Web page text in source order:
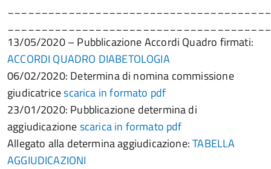
13/05/2020 – Pubblicazione Accordi Quadro firmati:
ACCORDI QUADRO DIABETOLOGIA
06/02/2020: Determina di nomina commissione
giudicatricescarica in formato pdf
23/01/2020: Pubblicazione determina di
aggiudicazionescarica in formato pdf
Allegato alla determina aggiudicazione:TABELLA
AGGIUDICAZIONI